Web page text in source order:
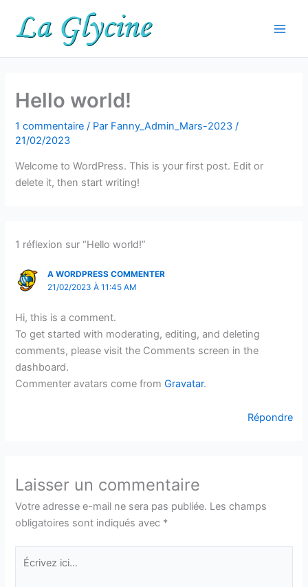
contenu
Hello world!
1 commentaire / Par Fanny_Admin_Mars-2023/
21/02/2023
Welcome to WordPress. This is your first post. Edit or
delete it, then start writing!
1 réflexion sur “Hello world!”
A WORDPRESS COMMENTER
21/02/2023 À 11:45 AM
Hi, this is a comment.
To get started with moderating, editing, and deleting
comments, please visit the Comments screen in the
dashboard.
Commenter avatars come fromGravatar.
Répondre
Laisser un commentaire
Votre adresse e-mail ne sera pas publiée. Les champs
obligatoires sont indiqués avec *
Écrivez
ici…